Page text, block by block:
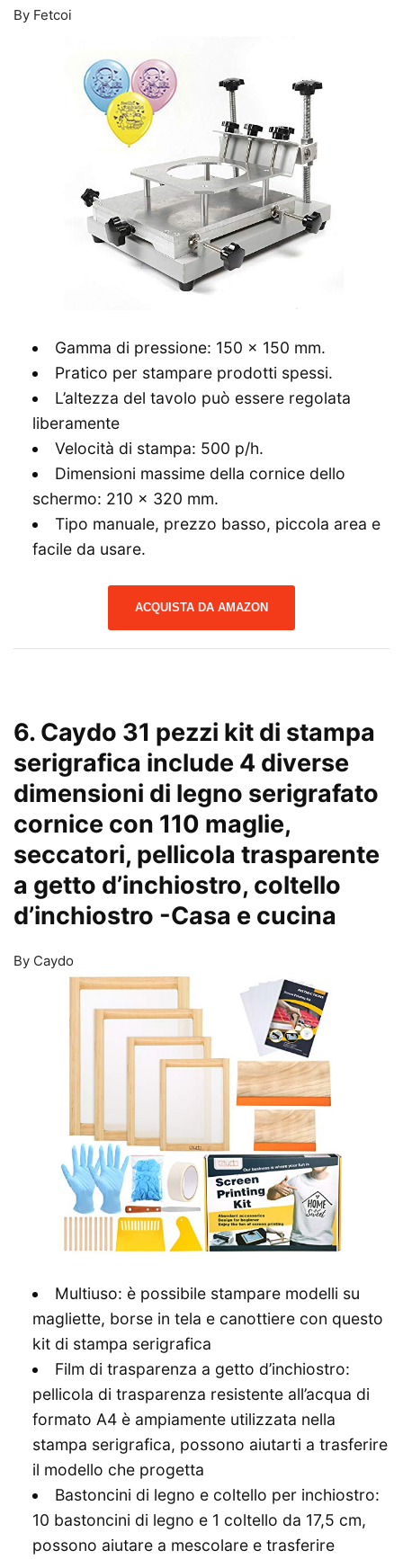
By Fetcoi
Gamma di pressione: 150 x 150 mm.
Pratico per stampare prodotti spessi.
L’altezza del tavolo può essere regolata
liberamente
Velocità di stampa: 500 p/h.
Dimensioni massime della cornice dello
schermo: 210 x 320 mm.
Tipo manuale, prezzo basso, piccola area e
facile da usare.
ACQUISTA DA AMAZON
6. Caydo 31 pezzi kit di stampa
serigrafica include 4 diverse
dimensioni di legno serigrafato
cornice con 110 maglie,
seccatori, pellicola trasparente
a getto d’inchiostro, coltello
d’inchiostro -Casa e cucina
By Caydo
Multiuso: è possibile stampare modelli su
magliette, borse in tela e canottiere con questo
kit di stampa serigrafica
Film di trasparenza a getto d’inchiostro:
pellicola di trasparenza resistente all’acqua di
formato A4 è ampiamente utilizzata nella
stampa serigrafica, possono aiutarti a trasferire
il modello che progetta
Bastoncini di legno e coltello per inchiostro:
10 bastoncini di legno e 1 coltello da 17,5 cm,
possono aiutare a mescolare e trasferire